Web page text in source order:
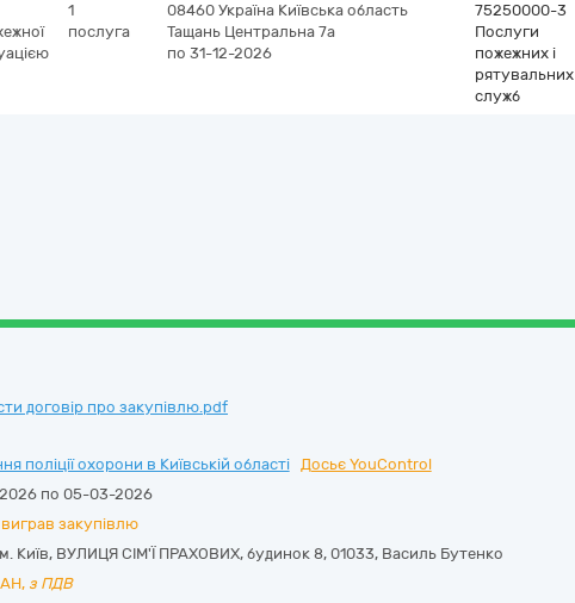
1
послуга
08460 Україна Київська область
Тащань Центральна 7а
по 31-12-2026
75250000-3
Послуги
пожежних і
рятувальних
служб
договір про закупівлю.pdf
поліції охорони в Київській області
Досьє YouControl
по 05-03-2026
закупівлю
м. Київ, ВУЛИЦЯ СІМ'Ї ПРАХОВИХ, будинок 8, 01033, Василь Бутенко
з ПДВ